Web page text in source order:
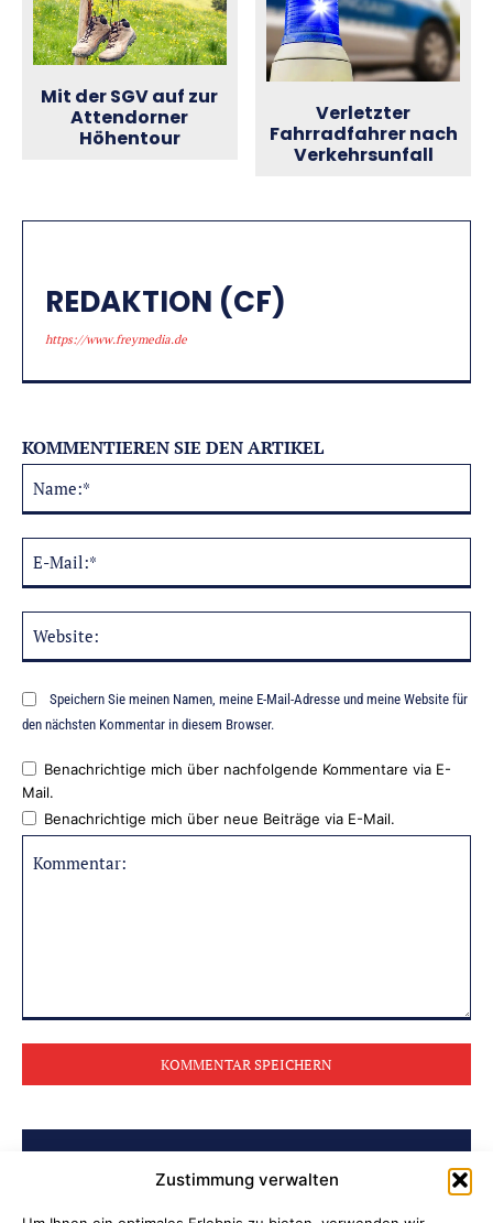
Zustimmung verwalten
Mit der SGV auf zur
Attendorner
Höhentour
Verletzter
Fahrradfahrer nach
Verkehrsunfall
REDAKTION (CF)
https://www.freymedia.de
KOMMENTIEREN SIE DEN ARTIKEL
Speichern Sie meinen Namen, meine E-Mail-Adresse und meine Website für
den nächsten Kommentar in diesem Browser.
Benachrichtige mich über nachfolgende Kommentare via E-
Mail.
Benachrichtige mich über neue Beiträge via E-Mail.
BELIEBTE BEITRÄGE